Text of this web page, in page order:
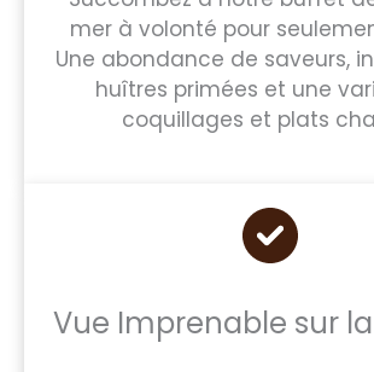
mer à volonté pour
Une abondance de saveurs,
huîtres primées et une
coquillages et plats
Vue Imprenable sur